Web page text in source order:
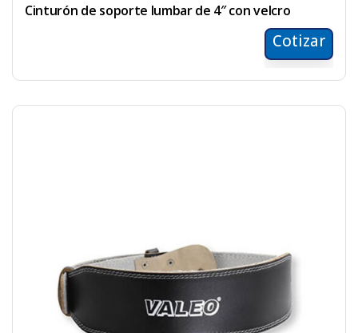
Cinturón de soporte lumbar de 4″ con velcro
Cotizar